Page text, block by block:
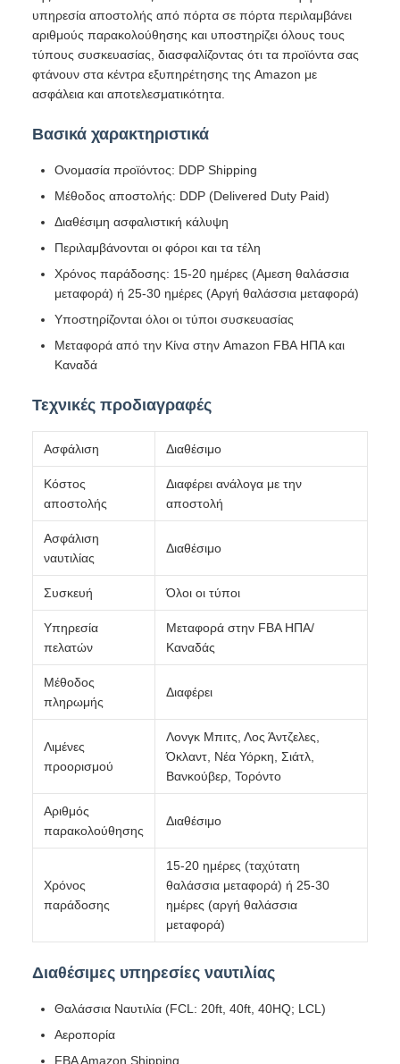
υπηρεσία αποστολής από πόρτα σε πόρτα περιλαμβάνει
αριθμούς παρακολούθησης και υποστηρίζει όλους τους
τύπους συσκευασίας, διασφαλίζοντας ότι τα προϊόντα σας
φτάνουν στα κέντρα εξυπηρέτησης της Amazon με
ασφάλεια και αποτελεσματικότητα.
Βασικά χαρακτηριστικά
Ονομασία προϊόντος: DDP Shipping
Μέθοδος αποστολής: DDP (Delivered Duty Paid)
Διαθέσιμη ασφαλιστική κάλυψη
Περιλαμβάνονται οι φόροι και τα τέλη
Χρόνος παράδοσης: 15-20 ημέρες (Αμεση θαλάσσια
μεταφορά) ή 25-30 ημέρες (Αργή θαλάσσια μεταφορά)
Υποστηρίζονται όλοι οι τύποι συσκευασίας
Μεταφορά από την Κίνα στην Amazon FBA ΗΠΑ και
Καναδά
Τεχνικές προδιαγραφές
Ασφάλιση Διαθέσιμο
Κόστος
αποστολής
Διαφέρει ανάλογα με την
αποστολή
Ασφάλιση
ναυτιλίας
Διαθέσιμο
Συσκευή Όλοι οι τύποι
Υπηρεσία
πελατών
Μεταφορά στην FBA ΗΠΑ/
Καναδάς
Μέθοδος
πληρωμής
Διαφέρει
Λιμένες
προορισμού
Λονγκ Μπιτς, Λος Άντζελες,
Όκλαντ, Νέα Υόρκη, Σιάτλ,
Βανκούβερ, Τορόντο
Αριθμός
παρακολούθησης
Διαθέσιμο
Χρόνος
παράδοσης
15-20 ημέρες (ταχύτατη
θαλάσσια μεταφορά) ή 25-30
ημέρες (αργή θαλάσσια
μεταφορά)
Διαθέσιμες υπηρεσίες ναυτιλίας
Θαλάσσια Ναυτιλία (FCL: 20ft, 40ft, 40HQ; LCL)
Αεροπορία
FBA Amazon Shipping